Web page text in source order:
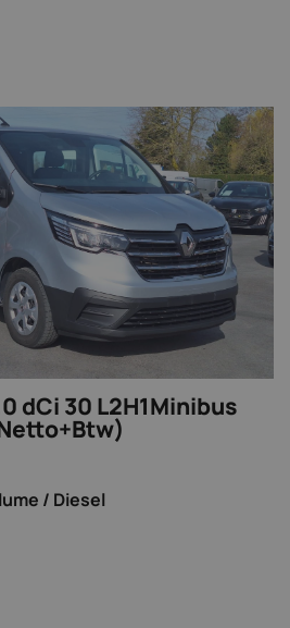
dCi 30 L2H1Minibus
/ Diesel